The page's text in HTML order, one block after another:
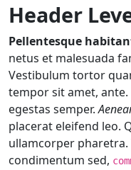
Header
Pellentesque
netus et malesuada
Vestibulum tortor
tempor sit amet,
egestas semper.
placerat eleifend leo.
ullamcorper
condimentum sed,